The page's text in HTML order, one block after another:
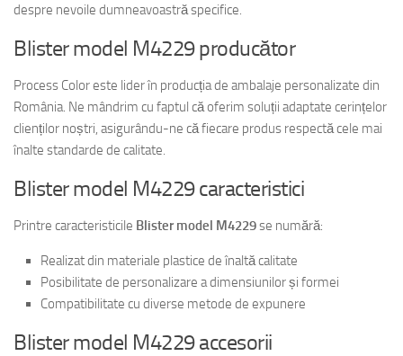
despre nevoile dumneavoastră specifice.
Blister model M4229 producător
Process Color este lider în producția de ambalaje personalizate din
România. Ne mândrim cu faptul că oferim soluții adaptate cerințelor
clienților noștri, asigurându-ne că fiecare produs respectă cele mai
înalte standarde de calitate.
Blister model M4229 caracteristici
Printre caracteristicile Blister model M4229se numără:
Realizat din materiale plastice de înaltă calitate
Posibilitate de personalizare a dimensiunilor și formei
Compatibilitate cu diverse metode de expunere
Blister model M4229 accesorii